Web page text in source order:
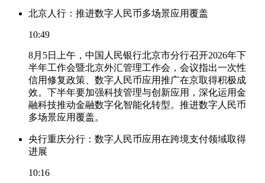
北京人行：推进数字人民币多场景应用覆盖
10:49
8月5日上午，中国人民银行北京市分行召开2026年下
半年工作会暨北京外汇管理工作会，会议指出一次性
信用修复政策、数字人民币应用推广在京取得积极成
效。下半年要加强科技管理与创新应用，深化运用金
融科技推动金融数字化智能化转型。推进数字人民币
多场景应用覆盖。
央行重庆分行：数字人民币应用在跨境支付领域取得
进展
10:16